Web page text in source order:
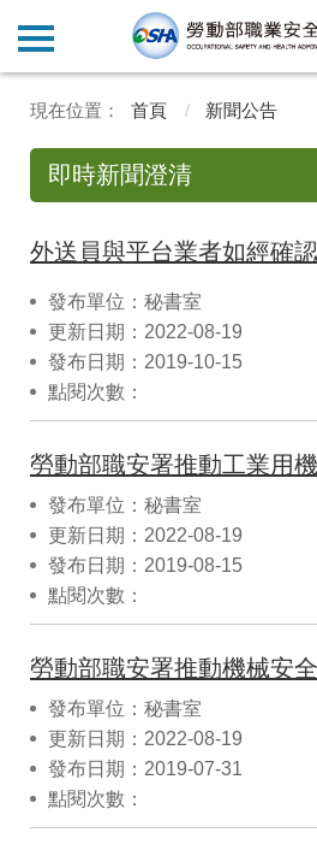
首頁 新聞公告
即時新聞澄清
發布單位：秘書室
更新日期：2022-08-19
發布日期：2019-10-15
點閱次數：
發布單位：秘書室
更新日期：2022-08-19
發布日期：2019-08-15
點閱次數：
發布單位：秘書室
更新日期：2022-08-19
發布日期：2019-07-31
點閱次數：